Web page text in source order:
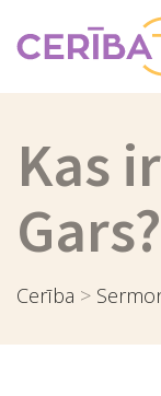
Kas
Gars?
Cerība >